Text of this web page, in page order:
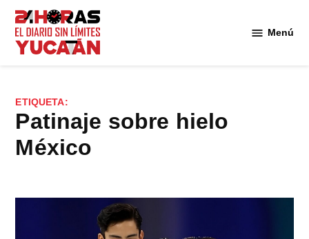
Saltar
contenido
Menú
ETIQUETA:
patinaje sobre hielo
México